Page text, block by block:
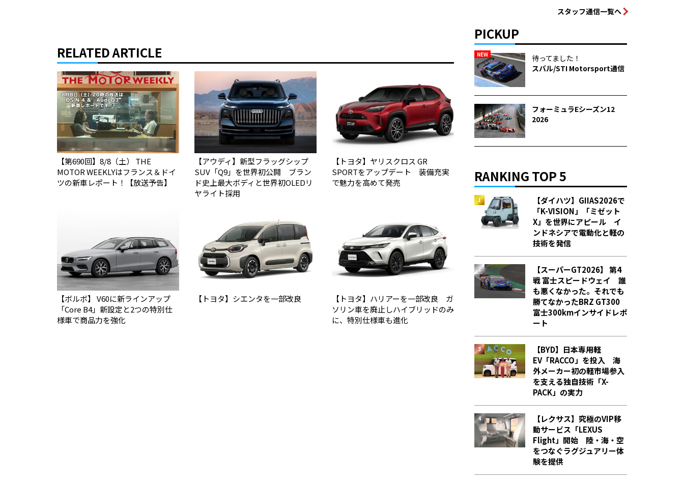
RELATED ARTICLE
【第690回】8/8（土） THE
MOTOR WEEKLYはフランス＆ドイ
ツの新車レポート！【放送予告】
【アウディ】新型フラッグシップ
SUV「Q9」を世界初公開 ブラン
ド史上最大ボディと世界初OLEDリ
ヤライト採用
【トヨタ】ヤリスクロス GR
SPORTをアップデート 装備充実
で魅力を高めて発売
【ボルボ】 V60に新ラインアップ
「Core B4」新設定と2つの特別仕
様車で商品力を強化
【トヨタ】シエンタを一部改良
【トヨタ】ハリアーを一部改良 ガ
ソリン車を廃止しハイブリッドのみ
に、特別仕様車も進化
スタッフ通信一覧へ
PICKUP
NEW
待ってました！
スバル/STI Motorsport通信
フォーミュラEシーズン12
2026
RANKING TOP 5
【ダイハツ】GIIAS2026で
「K-VISION」「ミゼット
X」を世界にアピール イ
ンドネシアで電動化と軽の
技術を発信
【スーパーGT2026】 第4
戦 富士スピードウェイ 誰
も悪くなかった。それでも
勝てなかった――BRZ GT300
富士300kmインサイドレポ
ート
【BYD】日本専用軽
EV「RACCO」を投入 海
外メーカー初の軽市場参入
を支える独自技術「X-
PACK」の実力
【レクサス】究極のVIP移
動サービス「LEXUS
Flight」開始 陸・海・空
をつなぐラグジュアリー体
験を提供